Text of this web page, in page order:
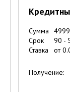
Сумма 4999
Срок
90 -
Ставка
от
Получение: